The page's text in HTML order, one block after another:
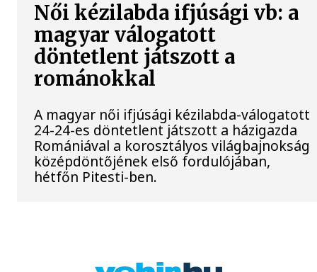
Női kézilabda ifjúsági vb: a
magyar válogatott
döntetlent játszott a
románokkal
A magyar női ifjúsági kézilabda-válogatott
24-24-es döntetlent játszott a házigazda
Romániával a korosztályos világbajnokság
középdöntőjének első fordulójában,
hétfőn Pitesti-ben.